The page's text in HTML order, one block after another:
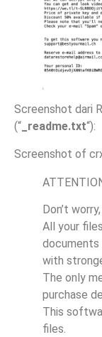
Screenshot dari
(“ _readme.txt“):
Screenshot of
Don’t
All your
documents
with
The only
purchase
This
files.